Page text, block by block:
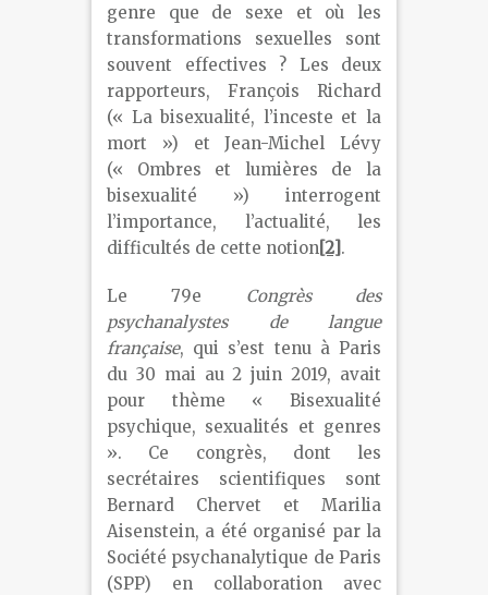
genre que de sexe et où les
transformations sexuelles sont
souvent effectives ? Les deux
rapporteurs, François Richard
(« La bisexualité, l’inceste et la
mort ») et Jean-Michel Lévy
(« Ombres et lumières de la
bisexualité ») interrogent
l’importance, l’actualité, les
difficultés de cette notion [2] .
Le 79e
Congrès des
psychanalystes de langue
française, qui s’est tenu à Paris
du 30 mai au 2 juin 2019, avait
pour thème « Bisexualité
psychique, sexualités et genres
». Ce congrès, dont les
secrétaires scientifiques sont
Bernard Chervet et Marilia
Aisenstein, a été organisé par la
Société psychanalytique de Paris
(SPP) en collaboration avec